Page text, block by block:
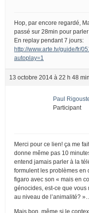
Hop, par encore regardé,
passé sur 28min pour
En replay pendant 7 jours:
http://www.arte.tv/guide/fr/
autoplay=1
13 octobre 2014 à 22 h 48 min
Paul
Participant
Merci pour ce lien! ça me
donne même pas 10
entend jamais parler à la
formulent les problèmes en
figaro avec son « mais en
génocides, est-ce que vous
au niveau de l’animalité?
Mais bon, même si le